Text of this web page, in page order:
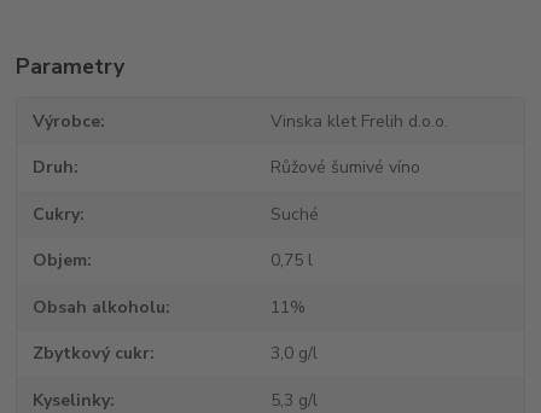
Parametry
Výrobce Vinska klet Frelih d.o.o.
Druh Růžové šumivé víno
Cukry Suché
Objem 0,75 l
Obsah alkoholu 11%
Zbytkový cukr 3,0 g/l
Kyselinky 5,3 g/l